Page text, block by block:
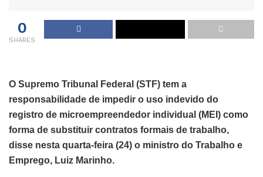
0
SHARES
O Supremo Tribunal Federal (STF) tem a
responsabilidade de impedir o uso indevido do
registro de microempreendedor individual (MEI) como
forma de substituir contratos formais de trabalho,
disse nesta quarta-feira (24) o ministro do Trabalho e
Emprego, Luiz Marinho.